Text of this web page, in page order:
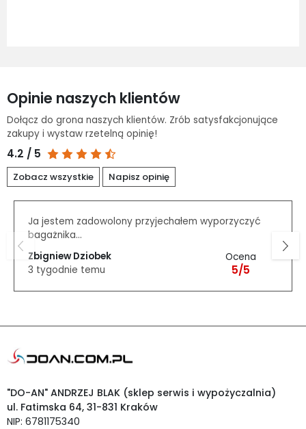
Opinie naszych klientów
Dołącz do grona naszych klientów. Zrób satysfakcjonujące
zakupy i wystaw rzetelną opinię!
4.2 / 5
Zobacz wszystkie Napisz opinię
Ja jestem zadowolony przyjechałem wyporzyczyć
bagażnika...
Zbigniew Dziobek
3 tygodnie temu
Ocena
5/5
"DO-AN" ANDRZEJ BLAK (sklep serwis i wypożyczalnia)
ul. Fatimska 64, 31-831 Kraków
NIP: 6781175340